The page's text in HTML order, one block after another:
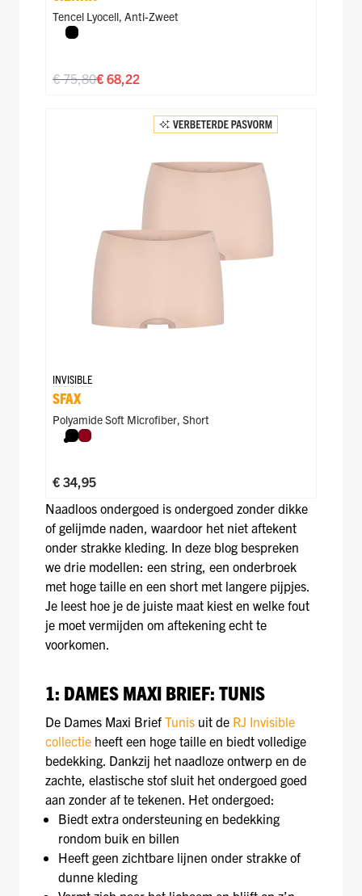
Tencel Lyocell, Anti-Zweet
Zwart
€ 68,22
€ 75,80
INVISIBLE
SFAX
Polyamide Soft Microfiber, Short
ZwartDonkerrood
€ 34,95
Naadloos ondergoed is ondergoed zonder dikke
of gelijmde naden, waardoor het niet aftekent
onder strakke kleding. In deze blog bespreken
we drie modellen: een string, een onderbroek
met hoge taille en een short met langere pijpjes.
Je leest hoe je de juiste maat kiest en welke fout
je moet vermijden om aftekening echt te
voorkomen.
1: DAMES MAXI BRIEF: TUNIS
De Dames Maxi Brief Tunis uit de RJ Invisible
collectie heeft een hoge taille en biedt volledige
bedekking. Dankzij het naadloze ontwerp en de
zachte, elastische stof sluit het ondergoed goed
aan zonder af te tekenen. Het ondergoed:
Biedt extra ondersteuning en bedekking
rondom buik en billen
Heeft geen zichtbare lijnen onder strakke of
dunne kleding